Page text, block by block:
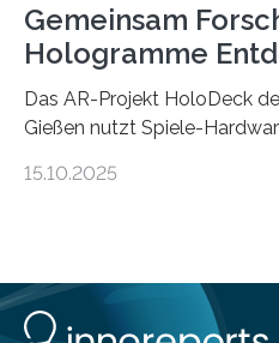
Gemeinsam
Hologramme
Das AR-Projekt HoloDeck
Gießen nutzt Spiele-
bekannte Augmented-
komplexe molekulare
machen. Mehrere Personen
15.10.2025